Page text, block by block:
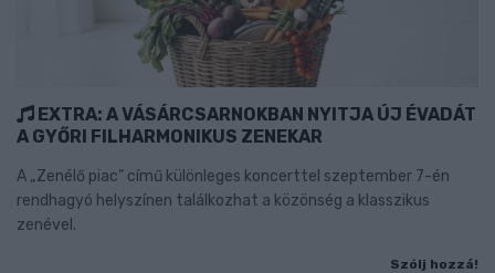
EXTRA: A VÁSÁRCSARNOKBAN NYITJA ÚJ ÉVADÁT
A GYŐRI FILHARMONIKUS ZENEKAR
A „Zenélő piac” című különleges koncerttel szeptember 7-én
rendhagyó helyszínen találkozhat a közönség a klasszikus
zenével.
Szólj hozzá!